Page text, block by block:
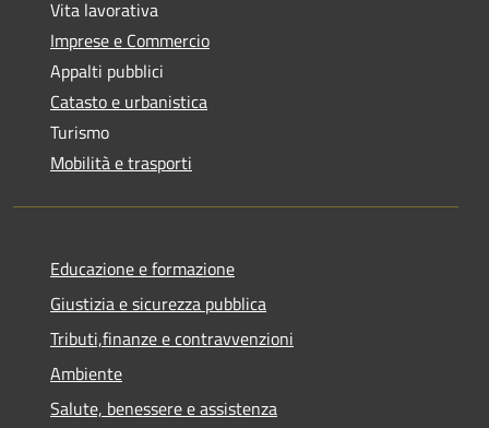
Vita lavorativa
Imprese e Commercio
Appalti pubblici
Catasto e urbanistica
Turismo
Mobilità e trasporti
Educazione e formazione
Giustizia e sicurezza pubblica
Tributi,finanze e contravvenzioni
Ambiente
Salute, benessere e assistenza